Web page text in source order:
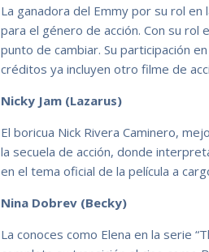
La ganadora del Emmy por su rol
para el género de acción. Con su rol
punto de cambiar. Su participación
créditos ya incluyen otro filme de
Nicky Jam (Lazarus)
El boricua Nick Rivera Caminero,
la secuela de acción, donde
en el tema oficial de la película a
Nina Dobrev (Becky)
La conoces como Elena en la serie